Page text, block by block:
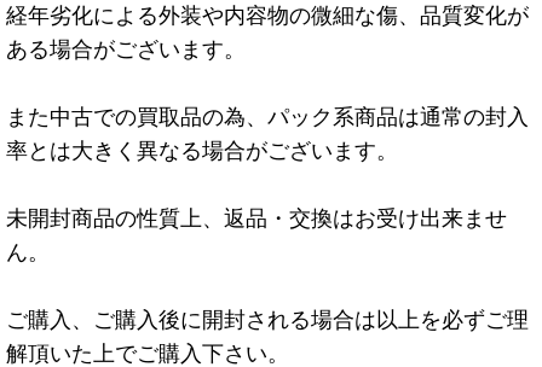
経年劣化による外装や内容物の微細な傷、品質変化が
ある場合がございます。
また中古での買取品の為、パック系商品は通常の封入
率とは大きく異なる場合がございます。
未開封商品の性質上、返品・交換はお受け出来ませ
ん。
ご購入、ご購入後に開封される場合は以上を必ずご理
解頂いた上でご購入下さい。